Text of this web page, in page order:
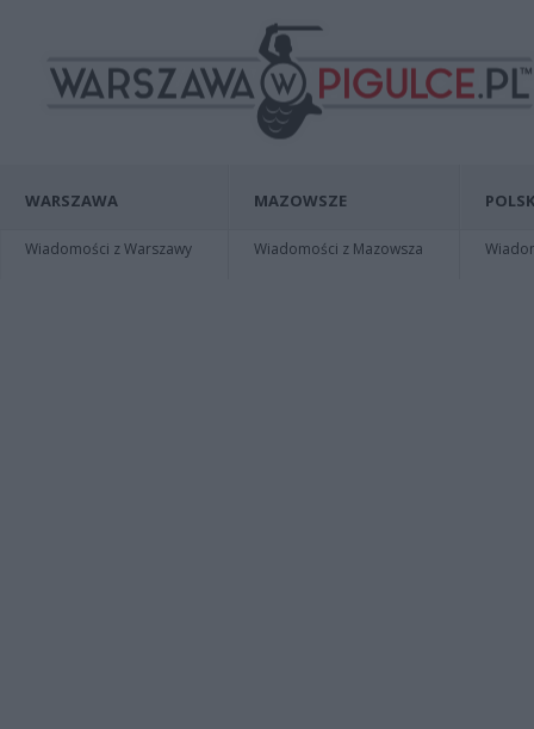
WARSZAWA
Wiadomości z Warszawy
MAZOWSZE
Wiadomości z Mazowsza